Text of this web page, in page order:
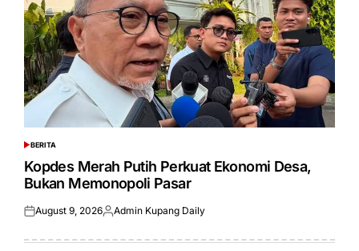
POSTED
IN
BERITA
Kopdes Merah Putih Perkuat Ekonomi Desa,
Bukan Memonopoli Pasar
Posted
August 9, 2026Posted
Admin Kupang Daily